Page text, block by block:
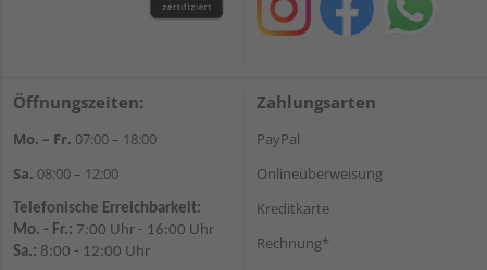
Öffnungszeiten:
Mo. – Fr. 07:00 – 18:00
Sa. 08:00 – 12:00
Telefonische Erreichbarkeit:
Mo. - Fr.: 7:00 Uhr - 16:00 Uhr
Sa.: 8:00 - 12:00 Uhr
Zahlungsarten
PayPal
Onlineüberweisung
Kreditkarte
Rechnung*